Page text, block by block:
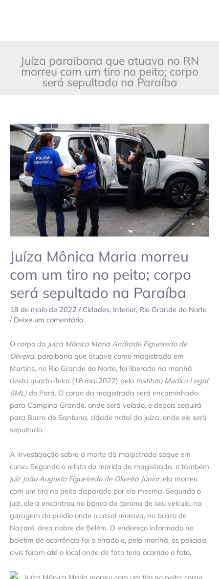
Juíza paraibana que atuava no RN
morreu com um tiro no peito; corpo
será sepultado na Paraíba
Juíza Mônica Maria morreu
com um tiro no peito; corpo
será sepultado na Paraíba
18 de maio de 2022 / Cidades, Interior, Rio Grande do Norte
/ Deixe um comentário
O corpo da juíza Mônica Maria Andrade Figueiredo de
Oliveira, paraibana que atuava como magistrada em
Martins, no Rio Grande do Norte, foi liberado na manhã
desta quarta-feira (18.mai.2022) pelo Instituto Médico Legal
(IML) do Pará. O corpo da magistrada será encaminhado
para Campina Grande, onde será velado, e depois seguirá
para Barra de Santana, cidade natal da juíza, onde ele será
sepultado.
A investigação sobre a morte da magistrada segue em
curso. Segundo o relato do marido da magistrada, o também
juiz João Augusto Figueiredo de Oliveira Júnior, ela morreu
com um tiro no peito disparado por ela mesma. Segundo o
juiz, ele a encontrou no banco do carona de seu veículo, na
garagem do prédio onde o casal morava, no bairro de
Nazaré, área nobre de Belém. O endereço informado no
boletim de ocorrência foi o errado e, pela manhã, os policiais
civis foram até o local onde de fato teria ocorrido o fato.
Juíza
Mônica
Maria
morreu
com
tiro
peito;
corpo
será
sepultado
na
Paraíba